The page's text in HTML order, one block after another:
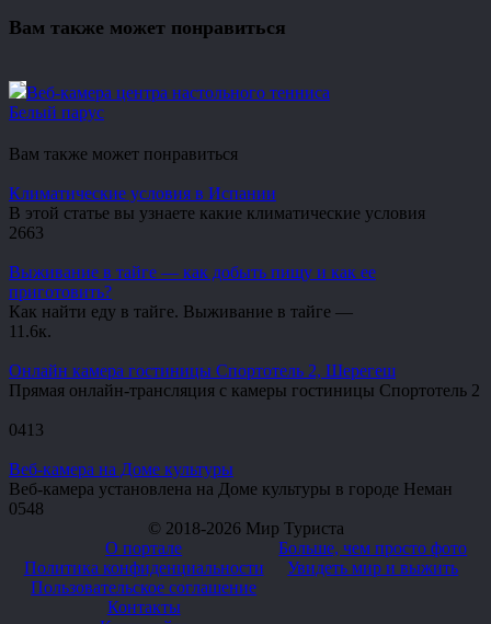
Вам также может понравиться
Веб-камера центра настольного тенниса
Белый парус
Вам также может понравиться
Климатические условия в Испании
В этой статье вы узнаете какие климатические условия
2663
Выживание в тайге — как добыть пищу и как ее
приготовить?
Как найти еду в тайге. Выживание в тайге —
1 1.6к.
Онлайн камера гостиницы Спортотель 2, Шерегеш
Прямая онлайн-трансляция с камеры гостиницы Спортотель 2
0413
Веб-камера на Доме культуры
Веб-камера установлена на Доме культуры в городе Неман
0548
© 2018-2026 Мир Туриста
О портале
Политика конфиденциальности
Пользовательское соглашение
Контакты
Больше, чем просто фото
Увидеть мир и выжить